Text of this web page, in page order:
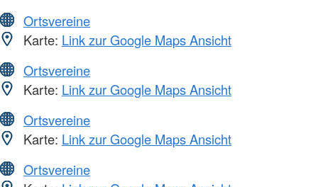
Ortsvereine
Karte: Link zur Google Maps Ansicht
Ortsvereine
Karte: Link zur Google Maps Ansicht
Ortsvereine
Karte: Link zur Google Maps Ansicht
Ortsvereine